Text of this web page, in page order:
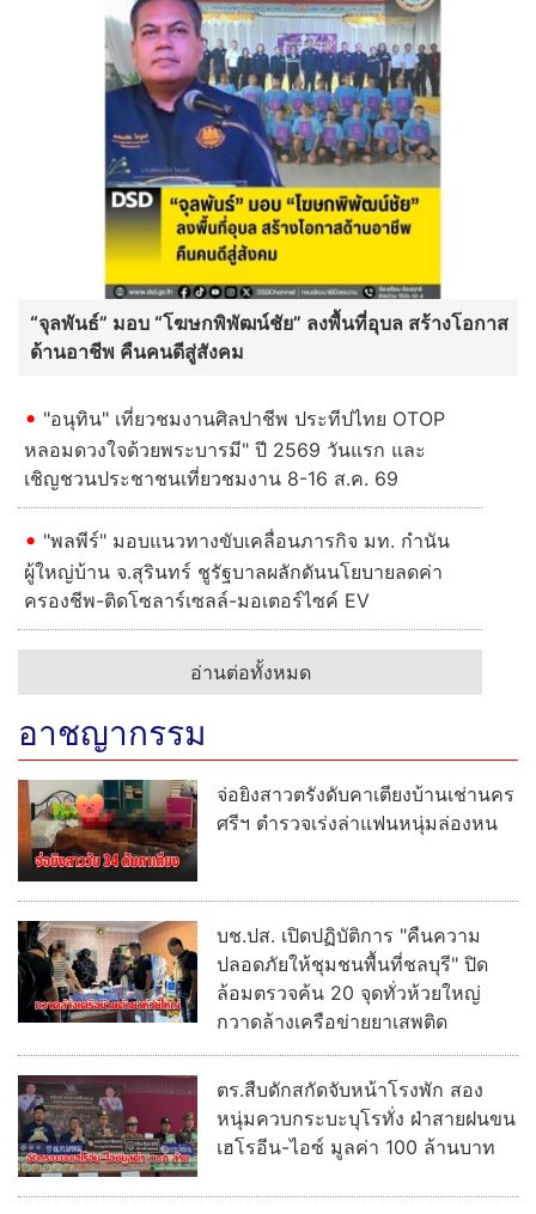
“จุลพันธ์” มอบ “โฆษกพิพัฒน์ชัย” ลงพื้นที่อุบล สร้างโอกาส
ด้านอาชีพ คืนคนดีสู่สังคม
"อนุทิน" เที่ยวชมงานศิลปาชีพ ประทีปไทย OTOP
หลอมดวงใจด้วยพระบารมี" ปี 2569 วันแรก และ
เชิญชวนประชาชนเที่ยวชมงาน 8-16 ส.ค. 69
"พลพีร์" มอบแนวทางขับเคลื่อนภารกิจ มท. กำนัน
ผู้ใหญ่บ้าน จ.สุรินทร์ ชูรัฐบาลผลักดันนโยบายลดค่า
ครองชีพ-ติดโซลาร์เซลล์-มอเตอร์ไซค์ EV
อ่านต่อทั้งหมด
อาชญากรรม
จ่อยิงสาวตรังดับคาเตียงบ้านเช่านคร
ศรีฯ ตำรวจเร่งล่าแฟนหนุ่มล่องหน
บช.ปส. เปิดปฏิบัติการ "คืนความ
ปลอดภัยให้ชุมชนพื้นที่ชลบุรี" ปิด
ล้อมตรวจค้น 20 จุดทั่วห้วยใหญ่
กวาดล้างเครือข่ายยาเสพติด
ตร.สืบดักสกัดจับหน้าโรงพัก สอง
หนุ่มควบกระบะบุโรทั่ง ฝ่าสายฝนขน
เฮโรอีน-ไอซ์ มูลค่า 100 ล้านบาท